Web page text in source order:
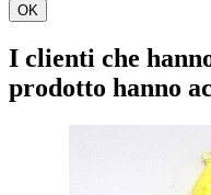
OK
I clienti che
prodotto hanno